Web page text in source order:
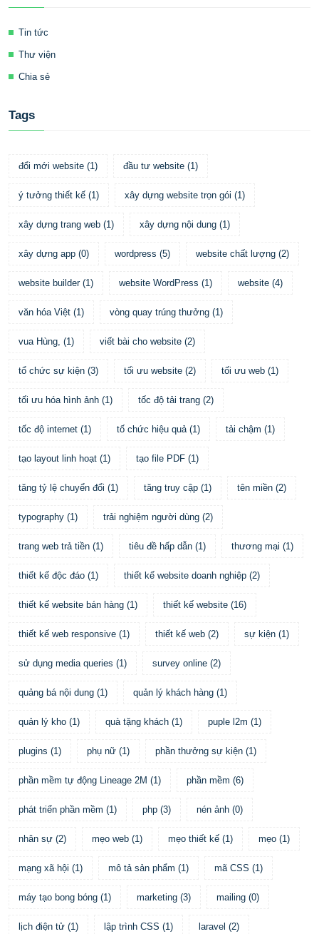
Tin tức
Thư viện
Chia sẻ
Tags
đổi mới website (1) đầu tư website (1)
ý tưởng thiết kế (1) xây dựng website trọn gói (1)
xây dựng trang web (1) xây dựng nội dung (1)
xây dựng app (0) wordpress (5) website chất lượng (2)
website builder (1) website WordPress (1) website (4)
văn hóa Việt (1) vòng quay trúng thưởng (1)
vua Hùng, (1) viết bài cho website (2)
tổ chức sự kiện (3) tối ưu website (2) tối ưu web (1)
tối ưu hóa hình ảnh (1) tốc độ tải trang (2)
tốc độ internet (1) tố chức hiệu quả (1) tải chậm (1)
tạo layout linh hoạt (1) tạo file PDF (1)
tăng tỷ lệ chuyển đổi (1) tăng truy cập (1) tên miền (2)
typography (1) trải nghiệm người dùng (2)
trang web trả tiền (1) tiêu đề hấp dẫn (1) thương mại (1)
thiết kế độc đáo (1) thiết kế website doanh nghiệp (2)
thiết kế website bán hàng (1) thiết kế website (16)
thiết kế web responsive (1) thiết kế web (2) sự kiện (1)
sử dụng media queries (1) survey online (2)
quảng bá nội dung (1) quản lý khách hàng (1)
quản lý kho (1) quà tặng khách (1) puple l2m (1)
plugins (1) phụ nữ (1) phần thưởng sự kiện (1)
phần mềm tự động Lineage 2M (1) phần mềm (6)
phát triển phần mềm (1) php (3) nén ảnh (0)
nhân sự (2) mẹo web (1) mẹo thiết kế (1) mẹo (1)
mạng xã hội (1) mô tả sản phẩm (1) mã CSS (1)
máy tạo bong bóng (1) marketing (3) mailing (0)
lịch điện tử (1) lập trình CSS (1) laravel (2)